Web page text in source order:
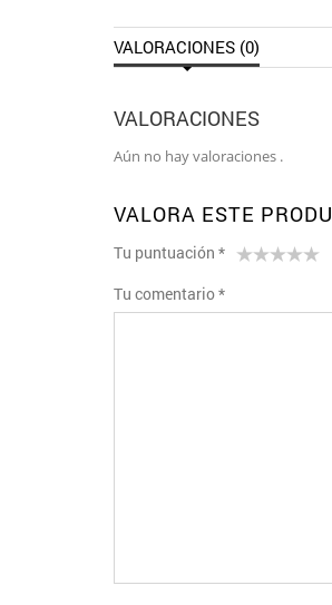
VALORACIONES (0)
VALORACIONES
Aún no hay valoraciones .
VALORA ESTE
Tu puntuación *
de
5
estrellas
estrellas
estrellas
Tu comentario*